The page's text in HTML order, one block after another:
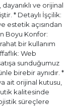
ve orijinal
* Detaylı İşçilik:
estetik açısından
Boyu Konfor:
bir kullanım
Web
sunduğumuz
birebir aynıdır. *
ait orijinal kutusu,
kalitesinde
süreçlere